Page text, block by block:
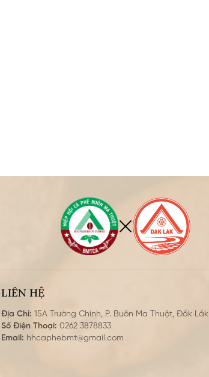
LIÊN HỆ
Địa Chỉ: 15A Trường Chinh, P. Buôn Ma Thuột, Đắk Lắk
Số Điện Thoại: 0262 3878833
Email: hhcaphebmt@gmail.com